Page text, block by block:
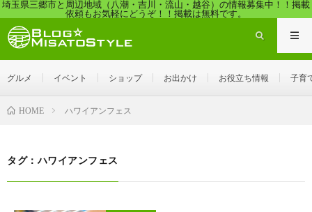
埼玉県三郷市と周辺地域（八潮・吉川・流山・越谷）の情報募集中！！掲載
依頼もお気軽にどうぞ！！掲載は無料です。
グルメ イベント ショップ お出かけ お役立ち情報 子育
HOME ハワイアンフェス
タグ：ハワイアンフェス